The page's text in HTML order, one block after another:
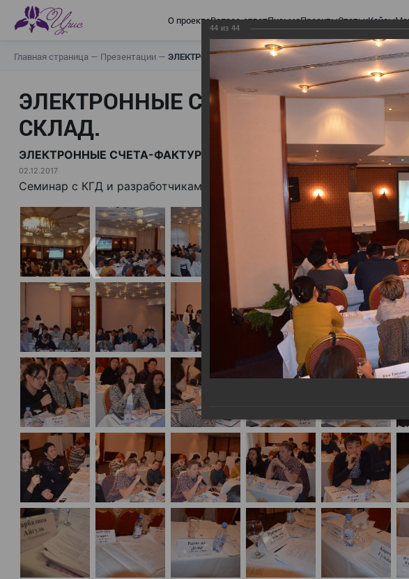
О проектеВопрос-ответПисьмаПроектыСтатьиКейсы
Главная страница — Презентации — ЭЛЕКТРОННЫЕ СЧЕТА-ФАКТУРЫ. ВИРТУАЛЬНЫЙ
ЭЛЕКТРОННЫЕ СЧЕТА-ФАКТУРЫ.
СКЛАД.
ЭЛЕКТРОННЫЕ СЧЕТА-ФАКТУРЫ. ВИРТУАЛЬНЫЙ СКЛАД.
02.12.2017
Семинар с КГД и разработчиками
44 из 44